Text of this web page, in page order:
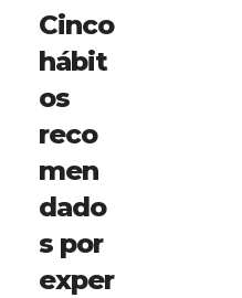
Cinco
hábit
os
reco
men
dado
s por
exper